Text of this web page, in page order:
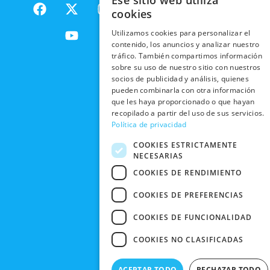
a
-
t
w
m
o
u
t
PRODUCTOS
RESPONSABILIDAD
SOCIAL
TRABAJA
CON
NOSOTROS
NUESTRAS
TIENDAS
FRIDAY
CONTACTO
NACIONALES
INTERNACIONALES
RECOGIDA
EN TIENDA
DEVOLUCIONES
Y CAMBIOS
CANCELAR
POLÍTICAS
PRIVACIDAD
EN RRSS
POLÍTICA DE
PRIVACIDAD
CONDICIONES
DE COMPRA
cookies
Utilizamos cookies para personalizar el
contenido, los anuncios y analizar nuestro
tráfico. También compartimos información
sobre su uso de nuestro sitio con nuestros
socios de publicidad y análisis, quienes
pueden combinarla con otra información
que les haya proporcionado o que hayan
recopilado a partir del uso de sus servicios.
Política de privacidad
COOKIES ESTRICTAMENTE
NECESARIAS
COOKIES DE RENDIMIENTO
COOKIES DE PREFERENCIAS
COOKIES DE FUNCIONALIDAD
COOKIES NO CLASIFICADAS